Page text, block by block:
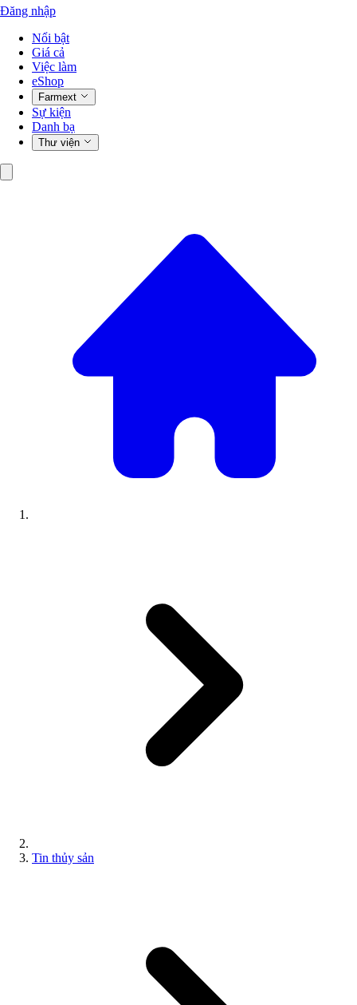
Đăng nhập
Nổi bật
Giá cả
Việc làm
eShop
Farmext
Sự kiện
Danh bạ
Thư viện
Tin thủy sản